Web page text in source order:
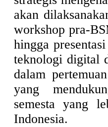
akan
workshop pra-
hingga
teknologi digital
dalam
yang
semesta yang
Indonesia.